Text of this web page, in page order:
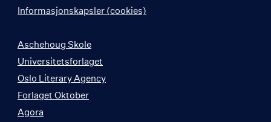
Informasjonskapsler (cookies)
Aschehoug Skole
Universitetsforlaget
Oslo Literary Agency
Forlaget Oktober
Agora